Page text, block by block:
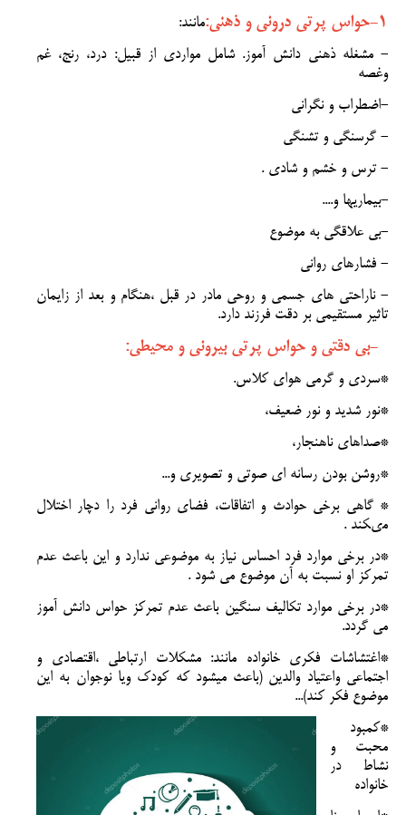
1-حواس پرتی درونی و ذهنی:
مانند:
- مشغله ذهنی دانش آموز. شامل مواردی از قبیل: درد، رنج، غم
وغصه
-اضطراب و نگرانی
- گرسنگی و تشنگی
- ترس و خشم و شادی .
-بیماریها و....
-بی علاقگی به موضوع
- فشارهاى روانى
- ناراحتی های جسمی و روحی مادر در قبل ،هنگام و بعد از زایمان
تاثیر مستقیمی بر دقت فرزند دارد.
*سردی و گرمی هوای کلاس.
*نور شدید و نور ضعیف،
*صداهای ناهنجار،
*روشن بودن رسانه ای صوتی و تصویری و...
* گاهى برخى حوادث و اتفاقات، فضاى روانى فرد را دچار اختلال
مى‏كند .
*در برخی موارد فرد احساس نیاز به موضوعی ندارد و این باعث عدم
تمرکز او نسبت به آن موضوع می شود .
*در برخی موارد تکالیف سنگین باعث عدم تمرکز حواس دانش آموز
می گردد.
*اغتشاشات فکری خانواده مانند: مشکلات ارتباطی ،اقتصادی و
اجتماعی واعتیاد والدین (باعث میشود که کودک ویا نوجوان به این
موضوع فکر کند)...
*کمبود
محبت و
نشاط در
خانواده